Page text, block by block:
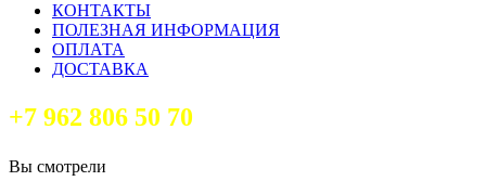
КОНТАКТЫ
ПОЛЕЗНАЯ ИНФОРМАЦИЯ
ОПЛАТА
ДОСТАВКА
+7 962 806 50 70
Вы смотрели